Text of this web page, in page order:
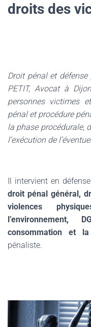
droits des
Droit pénal et
PETIT, Avocat à
personnes victimes
pénal et procédure
la phase procédurale,
l’exécution de
Il intervient en
droit pénal général,
violences
consommation et la
pénaliste.